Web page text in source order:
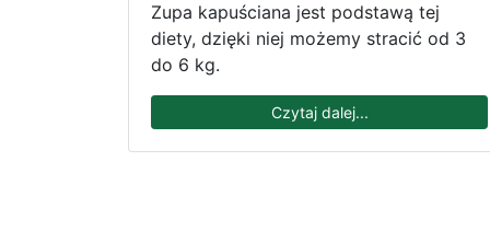
Zupa kapuściana jest podstawą tej
diety, dzięki niej możemy stracić od 3
do 6 kg.
Czytaj dalej...